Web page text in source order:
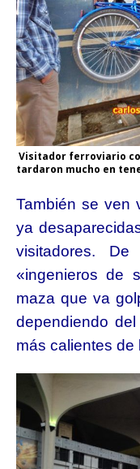
Visitador ferroviario
tardaron mucho en
También se ven
ya
visitadores. De
«ingenieros de
maza que va
dependiendo
más calientes de